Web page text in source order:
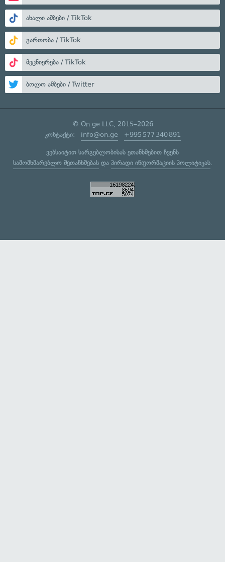
ახალი ამბები / TikTok
გართობა / TikTok
მეცნიერება / TikTok
ბოლო ამბები / Twitter
© On.ge LLC, 2015–2026
კონტაქტი: info@on.ge +995 577 340 891
ვებსაიტით სარგებლობისას ეთანხმებით ჩვენს
სამომხმარებლო შეთანხმებასდა პირადი ინფორმაციის პოლიტიკას.